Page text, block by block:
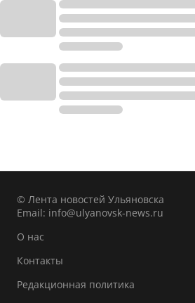
© Лента новостей Ульяновска
Email: info@ulyanovsk-news.ru
О нас
Контакты
Редакционная политика